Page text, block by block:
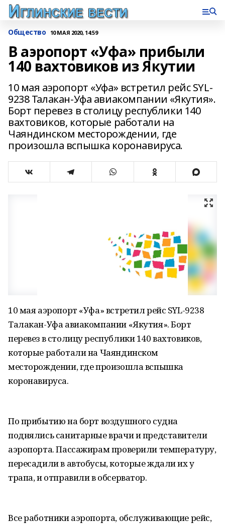
Общество 10 МАЯ 2020, 14:59
В аэропорт «Уфа» прибыли
140 вахтовиков из Якутии
10 мая аэропорт «Уфа» встретил рейс SYL-
9238 Талакан-Уфа авиакомпании «Якутия».
Борт перевез в столицу республики 140
вахтовиков, которые работали на
Чаяндинском месторождении, где
произошла вспышка коронавируса.
10 мая аэропорт «Уфа» встретил рейс SYL-9238
Талакан-Уфа авиакомпании «Якутия». Борт
перевез в столицу республики 140 вахтовиков,
которые работали на Чаяндинском
месторождении, где произошла вспышка
коронавируса.
По прибытию на борт воздушного судна
поднялись санитарные врачи и представители
аэропорта. Пассажирам проверили температуру,
пересадили в автобусы, которые ждали их у
трапа, и отправили в обсерватор.
Все работники аэропорта, обслуживающие рейс,